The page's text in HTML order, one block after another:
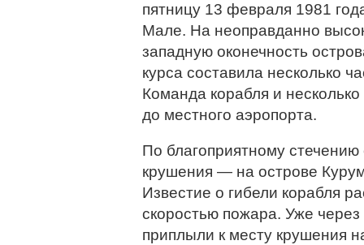
пятницу 13 февраля 1981
Мале. На неоправданно
западную оконечность
курса составила несколько
Команда корабля и
до местного аэропорта.
По благоприятному стечению
крушения — на острове
Известие о гибели корабля
скоростью пожара. Уже через
приплыли к месту крушения